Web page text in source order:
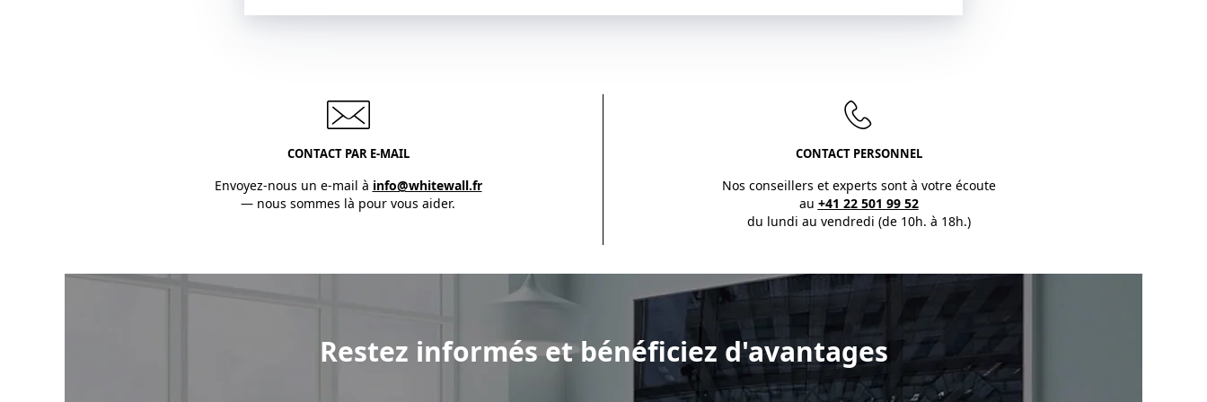
CONTACT PAR E-MAIL
Envoyez-nous un e-mail à info@whitewall.fr
— nous sommes là pour vous aider.
CONTACT PERSONNEL
Nos conseillers et experts sont à votre écoute
au +41 22 501 99 52
du lundi au vendredi (de 10h. à 18h.)
Restez informés et bénéficiez d'avantages